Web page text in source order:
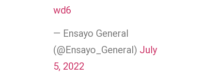
wd6
— Ensayo General
(@Ensayo_General) July
5, 2022